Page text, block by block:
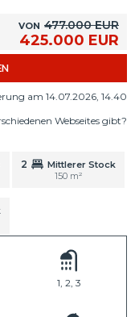
VON 477.000 EUR
425.000 EUR
am 14.07.2026, 14.40
Webseites gibt?
2
Mittlerer Stock
150 m²
1, 2, 3